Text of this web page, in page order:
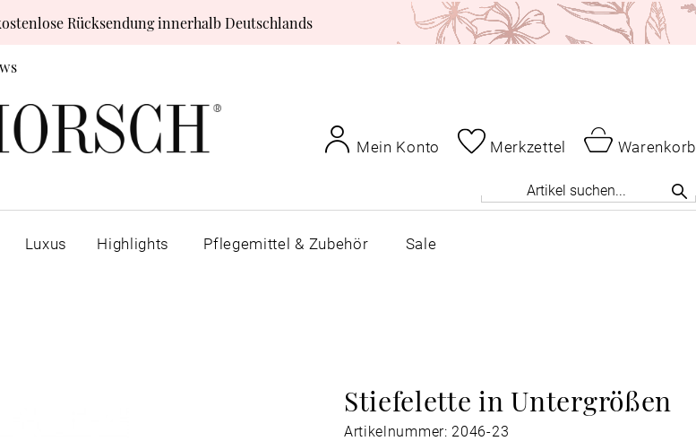
Rücksendung innerhalb Deutschlands
Mein Konto Merkzettel
Warenkorb
Luxus Highlights Pflegemittel & Zubehör Sale
Stiefelette in Untergrößen
Artikelnummer: 2046-23